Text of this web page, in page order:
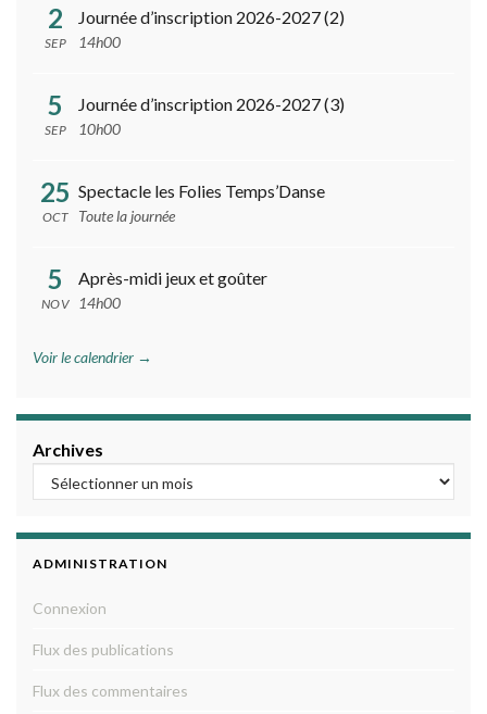
2
SEP
Journée d’inscription 2026-2027 (2)
14h00
5
SEP
Journée d’inscription 2026-2027 (3)
10h00
25
OCT
Spectacle les Folies Temps’Danse
Toute la journée
5
NOV
Après-midi jeux et goûter
14h00
Voir le calendrier →
Archives
ADMINISTRATION
Connexion
Flux des publications
Flux des commentaires